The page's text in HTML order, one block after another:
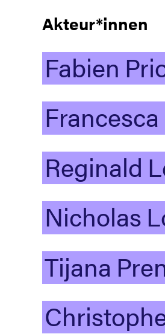
Akteur*innen
Fabien
Francesca
Reginald
Nicholas
Tijana